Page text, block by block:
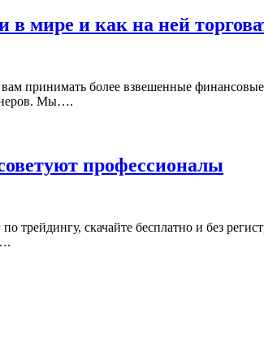
в мире и как на ней
принимать более взвешенные
Мы….
профессионалы
трейдингу, скачайте бесплатно и без